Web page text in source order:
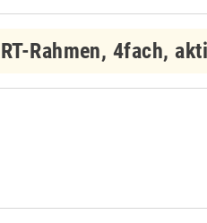
Rahmen, 4fach,